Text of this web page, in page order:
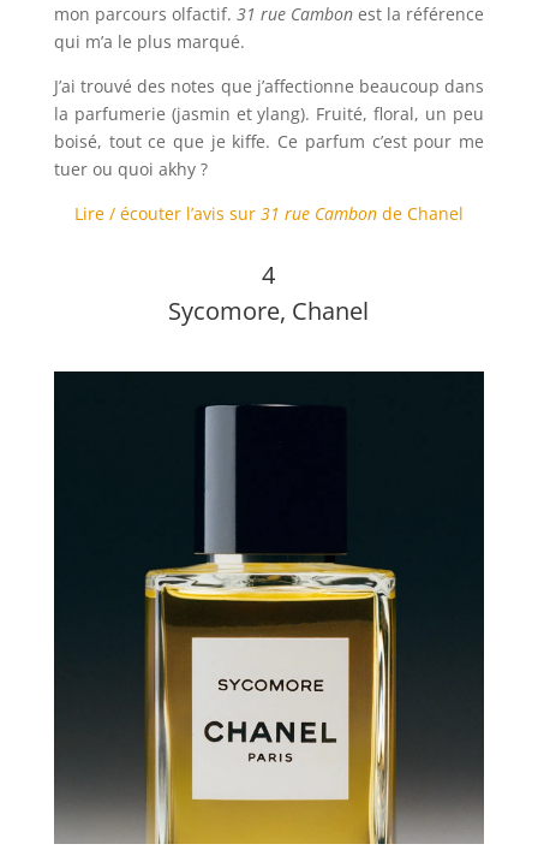
mon parcours olfactif. 31 rue Cambon est la référence
qui m’a le plus marqué.
J’ai trouvé des notes que j’affectionne beaucoup dans
la parfumerie (jasmin et ylang). Fruité, floral, un peu
boisé, tout ce que je kiffe. Ce parfum c’est pour me
tuer ou quoi akhy ?
Lire / écouter l’avis sur 31 rue Cambonde Chanel
4
Sycomore, Chanel